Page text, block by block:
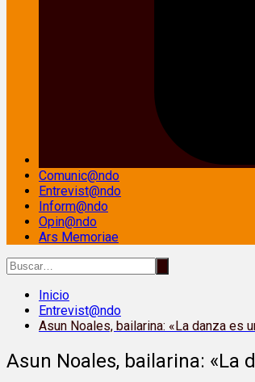
Comunic@ndo
Entrevist@ndo
Inform@ndo
Opin@ndo
Ars Memoriae
Inicio
Entrevist@ndo
Asun Noales, bailarina: «La danza es
Asun Noales, bailarina: «La